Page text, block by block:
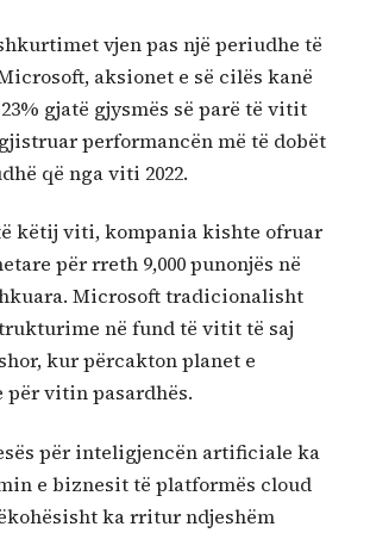
vjen pas një periudhe të
aksionet e së cilës kanë
gjatë gjysmës së parë të vitit
performancën më të dobët
që nga viti 2022.
këtij viti, kompania kishte ofruar
për rreth 9,000 punonjës në
Microsoft tradicionalisht
në fund të vitit të saj
kur përcakton planet e
për vitin pasardhës.
për inteligjencën artificiale ka
e biznesit të platformës cloud
ka rritur ndjeshëm